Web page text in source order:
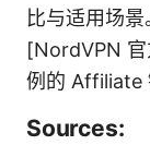
比与适用场景
[NordVPN
例的 Affiliate
Sources: